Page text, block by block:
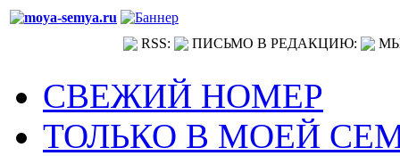
RSS: ПИСЬМО В РЕДАКЦИЮ:
СВЕЖИЙ НОМЕР
ТОЛЬКО В МОЕЙ